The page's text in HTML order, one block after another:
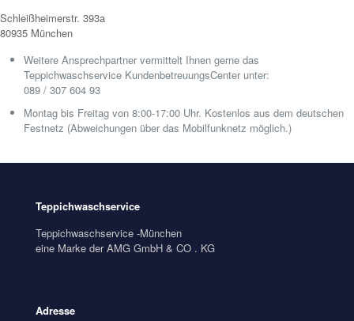
Schleißheimerstr. 393a
80935 München
Weitere Ansprechpartner vermittelt Ihnen gerne das
Teppichwaschservice KundenbetreuungsCenter unter:
089 / 307 604 93
Montag bis Freitag von 8:00-17:00 Uhr. Kostenlos aus dem deutschen
Festnetz (Abweichungen über das Mobilfunknetz möglich.)
Teppichwaschservice
Teppichwaschservice -München
eine Marke der AMG GmbH & CO . KG
Adresse